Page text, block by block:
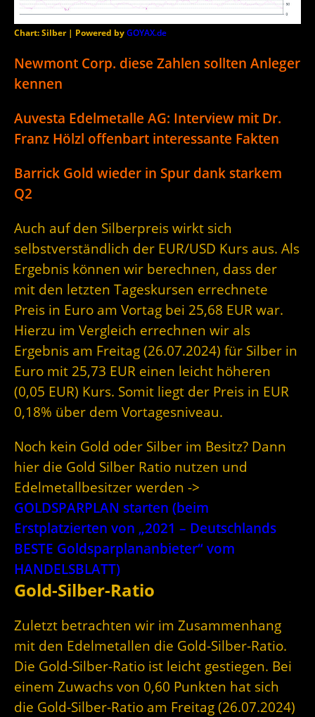
Chart: Silber | Powered byGOYAX.de
Newmont Corp. diese Zahlen sollten Anleger
kennen
Auvesta Edelmetalle AG: Interview mit Dr.
Franz Hölzl offenbart interessante Fakten
Barrick Gold wieder in Spur dank starkem
Q2
Auch auf den Silberpreis wirkt sich
selbstverständlich der EUR/USD Kurs aus. Als
Ergebnis können wir berechnen, dass der
mit den letzten Tageskursen errechnete
Preis in Euro am Vortag bei 25,68 EUR war.
Hierzu im Vergleich errechnen wir als
Ergebnis am Freitag (26.07.2024) für Silber in
Euro mit 25,73 EUR einen leicht höheren
(0,05 EUR) Kurs. Somit liegt der Preis in EUR
0,18% über dem Vortagesniveau.
Noch kein Gold oder Silber im Besitz? Dann
hier die Gold Silber Ratio nutzen und
Edelmetallbesitzer werden ->
GOLDSPARPLAN starten (beim
Erstplatzierten von „2021 – Deutschlands
BESTE Goldsparplananbieter“ vom
HANDELSBLATT)
Gold-Silber-Ratio
Zuletzt betrachten wir im Zusammenhang
mit den Edelmetallen die Gold-Silber-Ratio.
Die Gold-Silber-Ratio ist leicht gestiegen. Bei
einem Zuwachs von 0,60 Punkten hat sich
die Gold-Silber-Ratio am Freitag (26.07.2024)